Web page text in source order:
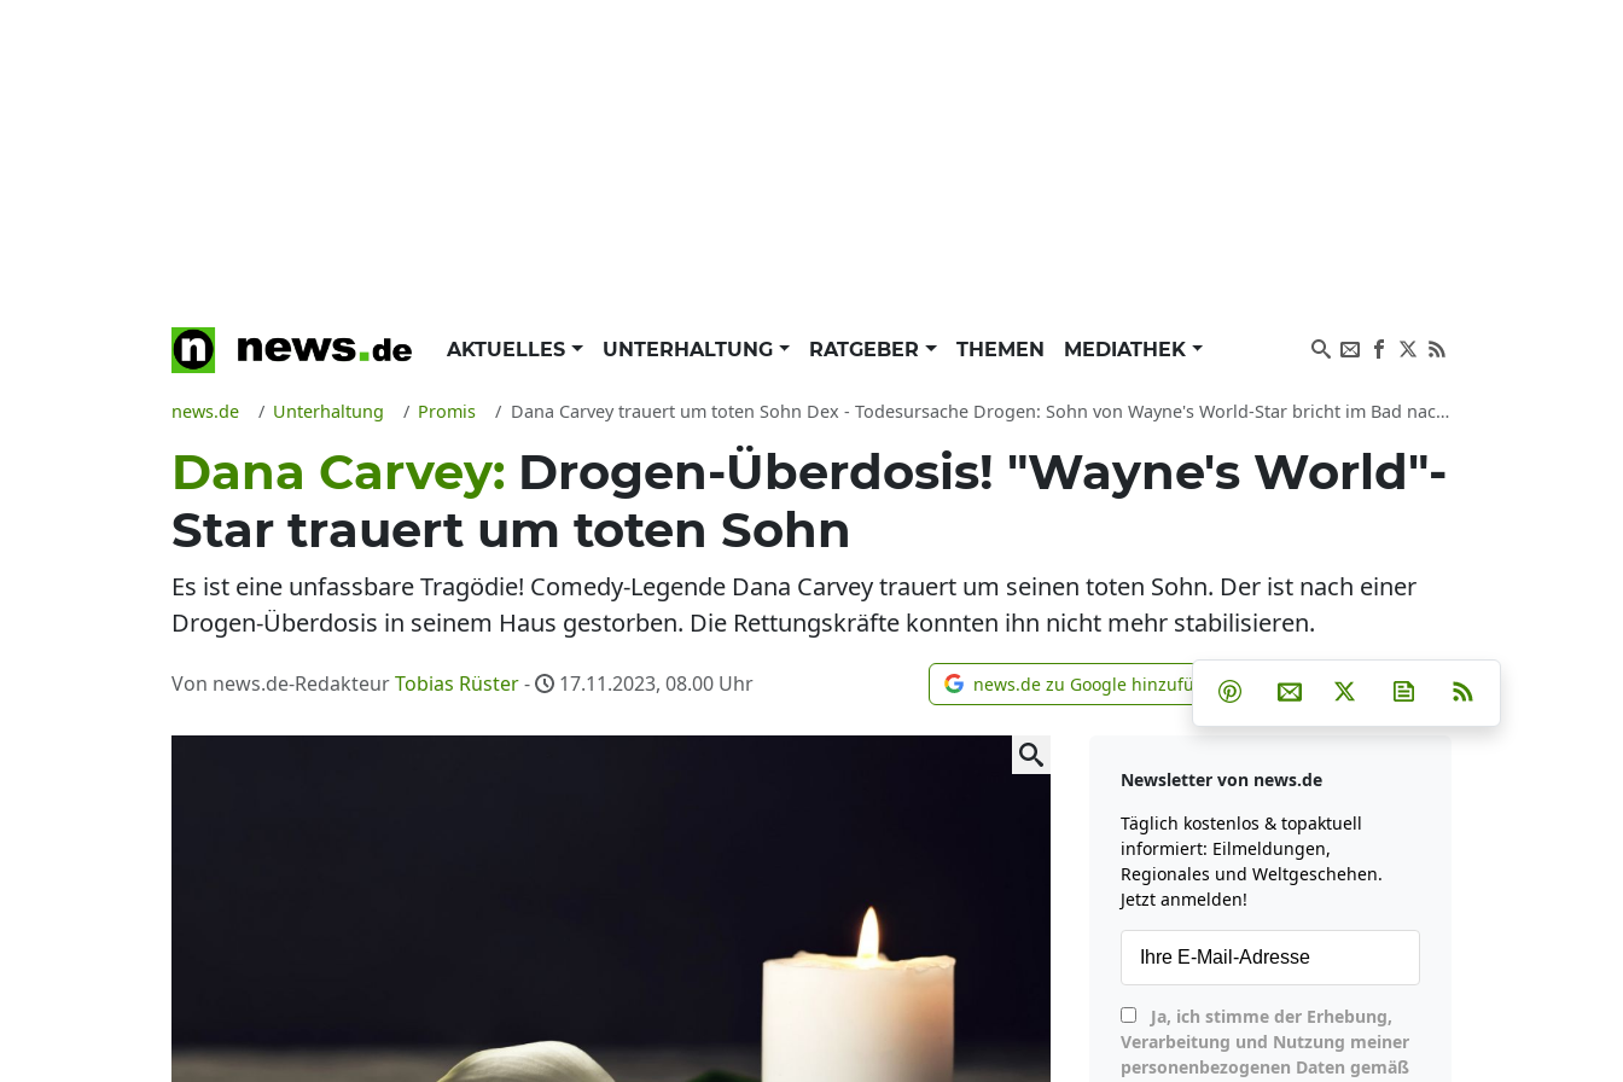
AKTUELLES UNTERHALTUNG RATGEBER THEMEN MEDIATHEK
news.de Unterhaltung Promis Dana Carvey trauert um toten Sohn Dex - Todesursache Drogen: Sohn von Wayne's World-Star bricht im Bad nach Überdosis zusammen
Dana Carvey: Drogen-Überdosis! "Wayne's World"-
Star trauert um toten Sohn
Es ist eine unfassbare Tragödie! Comedy-Legende Dana Carvey trauert um seinen toten Sohn. Der ist nach einer
Drogen-Überdosis in seinem Haus gestorben. Die Rettungskräfte konnten ihn nicht mehr stabilisieren.
Von news.de-RedakteurTobias Rüster- 17.11.2023, 08.00 Uhr news.de zu Google hinzufügen
news.de zu Google hinzufügen Teilen auf Facebook
Teilen auf Whatsapp
Teilen auf Telegram
Teilen auf Pinterest
Per E-Mail teilen
Post auf XNewsletter
Newsletter von news.de
Täglich kostenlos & topaktuell
informiert: Eilmeldungen,
Regionales und Weltgeschehen.
Jetzt anmelden!
Verarbeitung und Nutzung meiner
personenbezogenen Daten gemäß